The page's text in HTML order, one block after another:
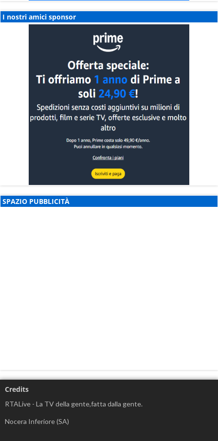
I nostri amici sponsor
SPAZIO PUBBLICITÀ
Credits
RTALive - La TV della gente,fatta dalla gente.
Nocera Inferiore (SA)